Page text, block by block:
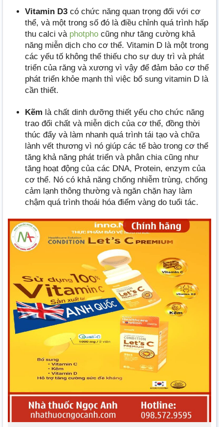
Vitamin D3 có chức năng quan trọng đối với cơ
thể, và một trong số đó là điều chỉnh quá trình hấp
thu calci và photpho cũng như tăng cường khả
năng miễn dịch cho cơ thể. Vitamin D là một trong
các yếu tố không thể thiếu cho sự duy trì và phát
triển của răng và xương vì vậy để đảm bảo cơ thể
phát triển khỏe mạnh thì việc bổ sung vitamin D là
cần thiết.
Kẽm là chất dinh dưỡng thiết yếu cho chức năng
trao đổi chất và miễn dịch của cơ thể, đồng thời
thúc đẩy và làm nhanh quá trình tái tạo và chữa
lành vết thương vì nó giúp các tế bào trong cơ thể
tăng khả năng phát triển và phân chia cũng như
tăng hoạt động của các DNA, Protein, enzym của
cơ thể. Nó có khả năng chống nhiễm trùng, chống
cảm lạnh thông thường và ngăn chặn hay làm
chậm quá trình thoái hóa điểm vàng do tuổi tác.